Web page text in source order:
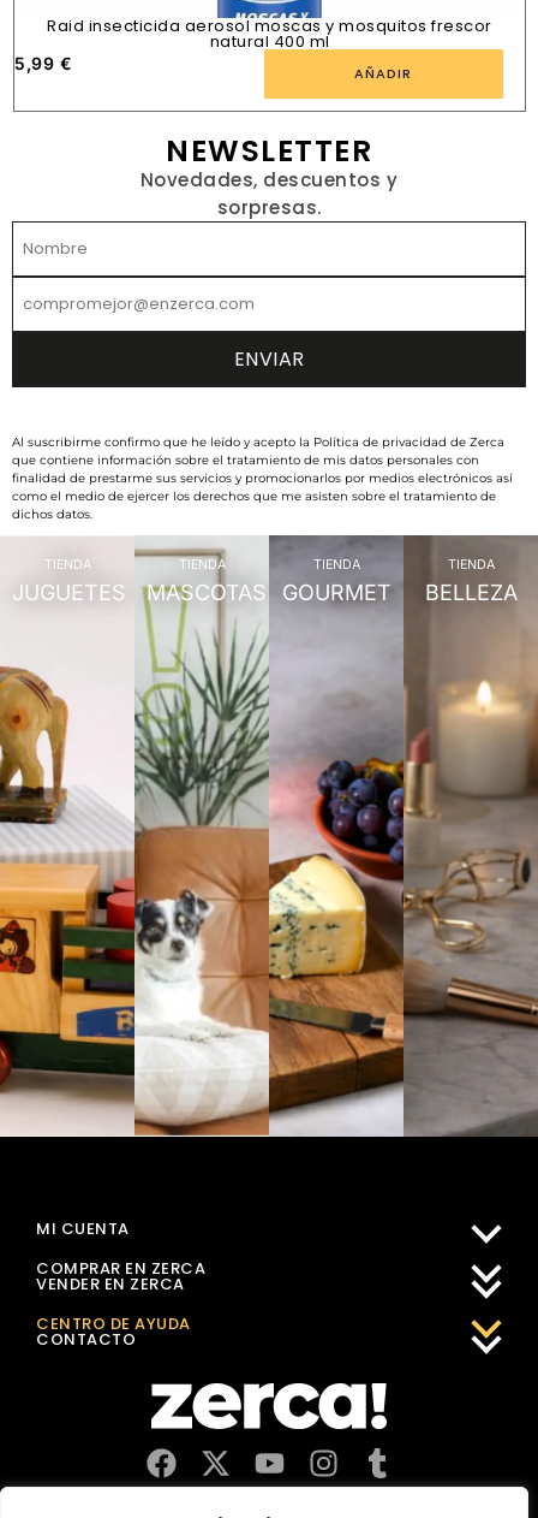
Raid insecticida aerosol moscas y mosquitos frescor
natural 400 ml
5,99 € AÑADIR
NEWSLETTER
Novedades, descuentos y
sorpresas.
Al suscribirme confirmo que he leído y acepto la Política de privacidad de Zerca
que contiene información sobre el tratamiento de mis datos personales con
finalidad de prestarme sus servicios y promocionarlos por medios electrónicos así
como el medio de ejercer los derechos que me asisten sobre el tratamiento de
dichos datos.
TIENDA
JUGUETES
TIENDA
MASCOTAS
TIENDA
GOURMET
TIENDA
BELLEZA
Comercios, productores y distribuidores locales. Pagan
MI CUENTA
COMPRAR EN ZERCA
VENDER EN ZERCA
CENTRO DE AYUDA
CONTACTO